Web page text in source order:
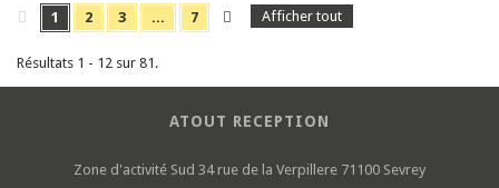
Afficher tout
1 2 3 ... 7
Résultats 1 - 12 sur 81.
ATOUT RECEPTION
Zone d'activité Sud 34 rue de la Verpillere 71100 Sevrey